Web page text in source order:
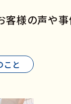
様の声や
こと